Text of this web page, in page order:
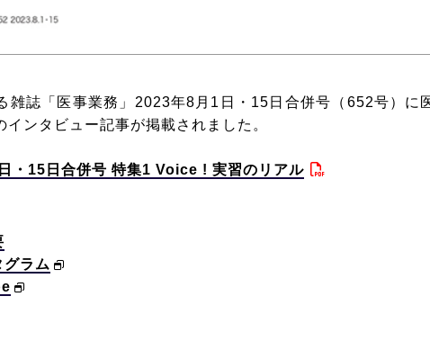
雑誌「医事業務」2023年8月1日・15日合併号（652号）に
ンタビュー記事が掲載されました。
・15日合併号 特集1 Voice ! 実習のリアル
グラム